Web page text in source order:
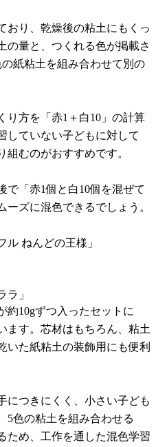
おり、乾燥後の粘土にもくっ
の量と、つくれる色が掲載さ
紙粘土を組み合わせて別の
り方を「赤1＋白10」の計算
していない子どもに対して
むのがおすすめです。
で「赤1個と白10個を混ぜて
ズに混色できるでしょう。
ル ねんどの王様」
ラ」
約10gずつ入ったセットに
ます。芯材はもちろん、粘土
いた紙粘土の装飾用にも便利
につきにくく、小さい子ども
5色の粘土を組み合わせる
ため、工作を通した混色学習